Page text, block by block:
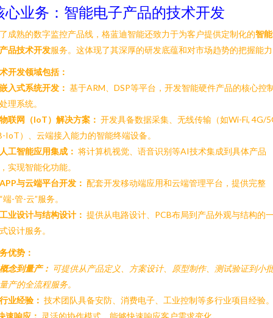
心业务：智能电子产品的技术开发
成熟的数字监控产品线，格蓝迪智能还致力于为客户提供定制化的智
品技术开发服务。这体现了其深厚的研发底蕴和对市场趋势的把握能
开发领域包括：
嵌入式系统开发： 基于ARM、DSP等平台，开发智能硬件产品的核心控
理系统。
物联网（IoT）解决方案： 开发具备数据采集、无线传输（如Wi-Fi, 4G/
IoT）、云端接入能力的智能终端设备。
人工智能应用集成： 将计算机视觉、语音识别等AI技术集成到具体产品
实现智能化功能。
APP与云端平台开发： 配套开发移动端应用和云端管理平台，提供完整
端-管-云”服务。
工业设计与结构设计： 提供从电路设计、PCB布局到产品外观与结构的
设计服务。
优势：
念到量产： 可提供从产品定义、方案设计、原型制作、测试验证到小
产的全流程服务。
业经验： 技术团队具备安防、消费电子、工业控制等多行业项目经验
速响应： 灵活的协作模式，能够快速响应客户需求变化。